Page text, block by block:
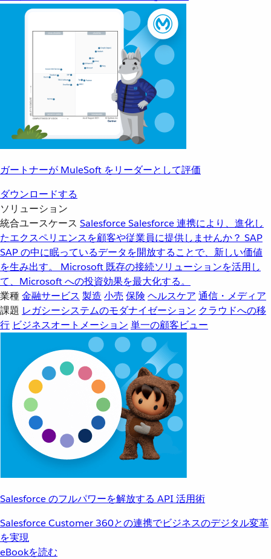
ガートナーが MuleSoft をリーダーとして評価
ダウンロードする
ソリューション
統合ユースケース SalesforceSalesforce 連携により、進化し
たエクスペリエンスを顧客や従業員に提供しませんか？ SAP
SAP の中に眠っているデータを開放することで、新しい価値
を生み出す。
Microsoft 既存の接続ソリューションを活用し
て、Microsoft への投資効果を最大化する。
業種金融サービス 製造 小売 保険 ヘルスケア 通信・メディア
課題 レガシーシステムのモダナイゼーション クラウドへの移
行 ビジネスオートメーション 単一の顧客ビュー
Salesforce のフルパワーを解放する API 活用術
Salesforce Customer 360との連携でビジネスのデジタル変革
を実現
eBookを読む